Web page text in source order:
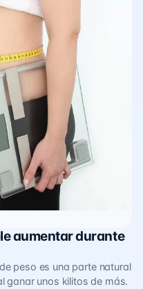
aumentar durante
peso es una parte natural
ganar unos kilitos de más.